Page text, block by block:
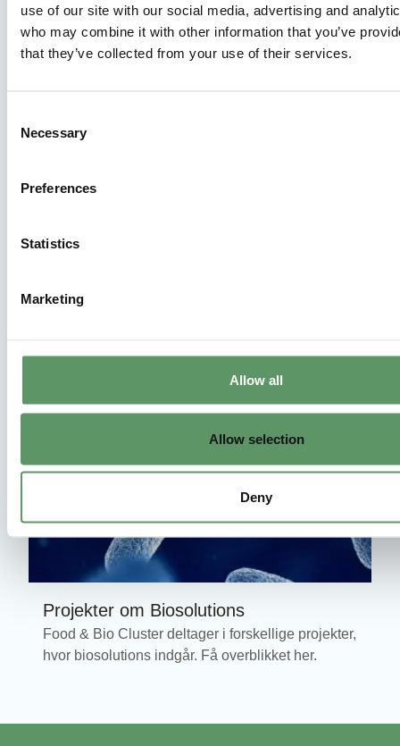
use of our site with our social media, advertising and
who may combine it with other information that you’ve
that they’ve collected from your use of their services.
Selection
Necessary
Preferences
Statistics
Marketing
Allow all
Allow selection
Deny
Besøg erhvervsfyrtårnets hjemmeside.
Projekter om Biosolutions
Food & Bio Cluster deltager i forskellige projekter,
hvor biosolutions indgår. Få overblikket her.